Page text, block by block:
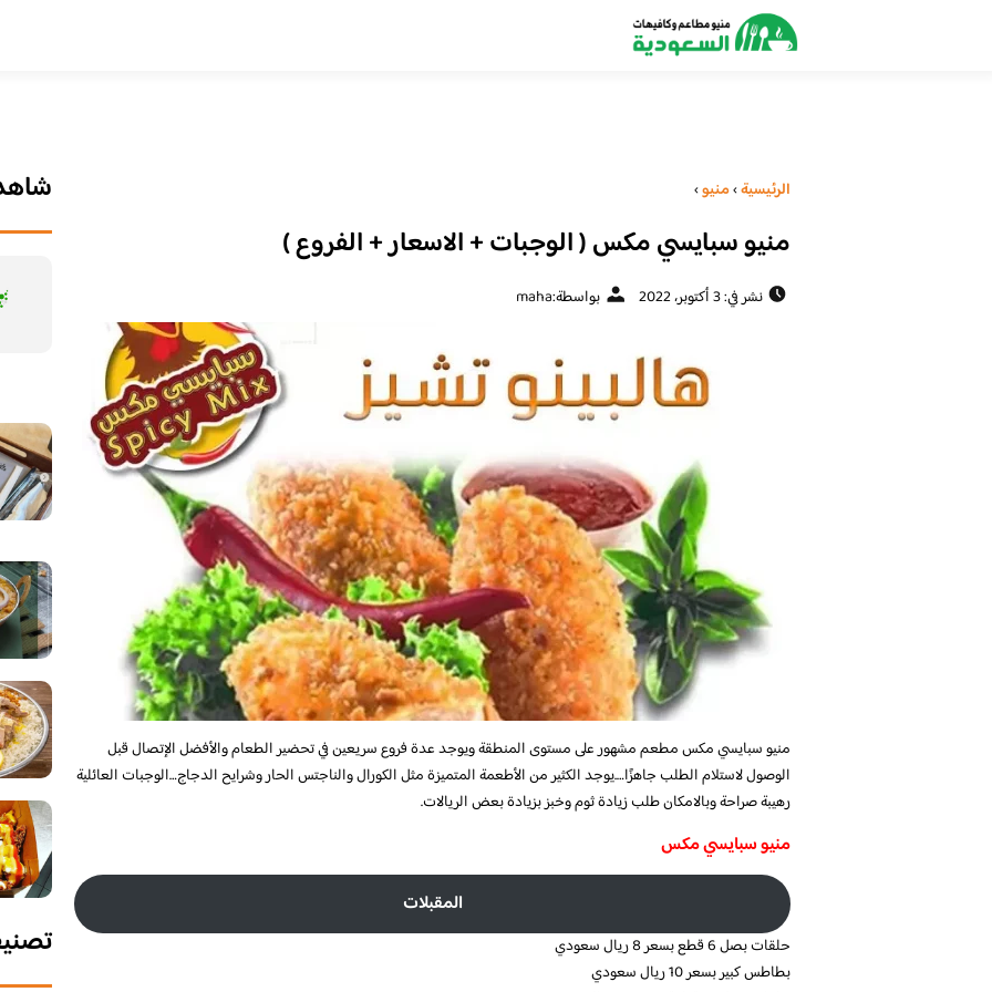
الرئيسية›منيو›
منيو سبايسي مكس ( الوجبات + الاسعار + الفروع )
نشر في: 3 أكتوبر، 2022 بواسطة:maha
منيو سبايسي مكس مطعم مشهور على مستوى المنطقة ويوجد عدة فروع سريعين في تحضير الطعام والأفضل الإتصال قبل
الوصول لاستلام الطلب جاهزًا….يوجد الكثير من الأطعمة المتميزة مثل الكورال والناجتس الحار وشرايح الدجاج…الوجبات العائلية
رهيبة صراحة وبالامكان طلب زيادة ثوم وخبز بزيادة بعض الريالات.
منيو سبايسي مكس
المقبلات
حلقات بصل 6 قطع بسعر 8 ريال سعودي
بطاطس كبير بسعر 10 ريال سعودي